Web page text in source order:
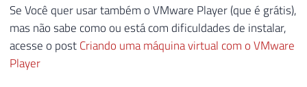
Se Você quer usar também o VMware Player (que é grátis),
mas não sabe como ou está com dificuldades de instalar,
acesse o postCriando uma máquina virtual com o VMware
Player